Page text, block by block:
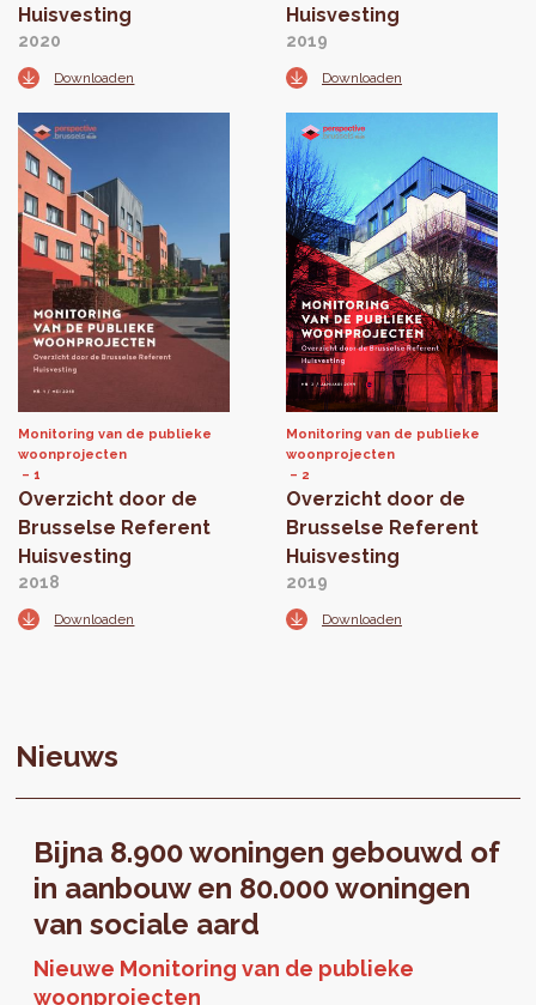
Huisvesting
2020
Downloaden
Huisvesting
2019
Downloaden
Monitoring van de publieke
woonprojecten
1
Overzicht door de
Brusselse Referent
Huisvesting
2018
Downloaden
Monitoring van de publieke
woonprojecten
2
Overzicht door de
Brusselse Referent
Huisvesting
2019
Downloaden
Nieuws
Bijna 8.900 woningen gebouwd of
in aanbouw en 80.000 woningen
van sociale aard
Nieuwe Monitoring van de publieke
woonprojecten